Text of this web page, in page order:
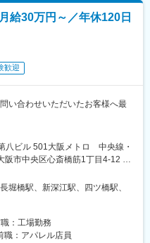
給30万円～／年休120日
歓迎
い合わせいただいたお客様へ最
八ビル 501大阪メトロ 中央線・
市中央区心斎橋筋1丁目4-12 心
堂筋線・四ツ橋線・長堀鶴見
トロ 堺筋線・長堀鶴見緑地線
長堂1丁目11-1近鉄奈良線・近鉄
堀橋駅、新深江駅、四ツ橋駅、
：工場勤務
職：アパレル店員